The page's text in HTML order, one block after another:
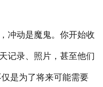
动是魔鬼。你开始收
记录、照片，甚至他们
是为了将来可能需要